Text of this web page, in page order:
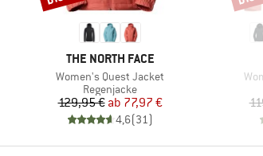
MARKE
THE NORTH FACE
Artikel
Women's Quest Jacket
Produktgruppe
Regenjacke
Preis
129,95 € reduzierter Preis
ab 77,97 €
4,6(31)